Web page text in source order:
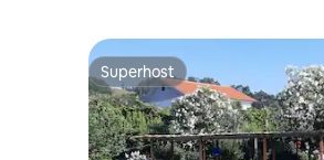
Superhost
Superhost